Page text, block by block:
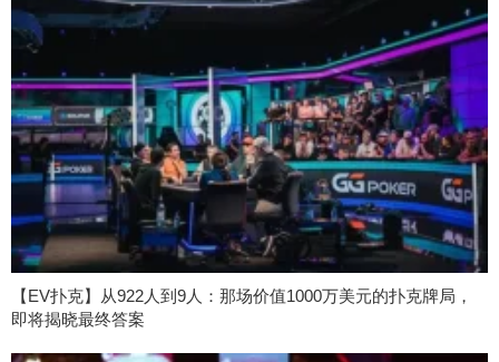
【EV扑克】从922人到9人：那场价值1000万美元的扑克牌局，
即将揭晓最终答案